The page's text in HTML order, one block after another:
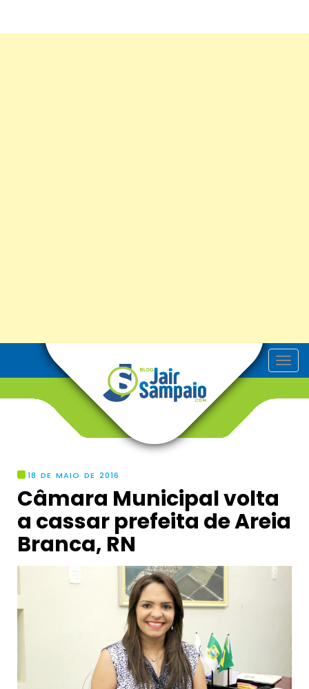
T
o
o
n
18 DE MAIO DE 2016
Câmara Municipal volta
a cassar prefeita de Areia
Branca, RN